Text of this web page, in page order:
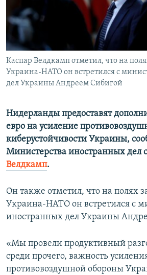
ПОБЕДИТЕЛЕЙ НЕ СУДЯТ?
КРЫМ.НЕПОКОРЕННЫЙ
ELIFBE
УКРАИНСКАЯ ПРОБЛЕМА КРЫМА
ПРИСОЕДИНЯЙТЕСЬ!
Все сайты RFE/RL
Каспар Велдкамп отметил, что на
Украина-НАТО он встретился с
дел Украины Андреем Сибигой
Нидерланды предоставят
евро на усиление
киберустойчивости Украины,
Министерства иностранных дел
Велдкамп.
Он также отметил, что на полях
Украина-НАТО он встретился с
иностранных дел Украины
«Мы провели продуктивный
среди прочего, важность
противовоздушной обороны